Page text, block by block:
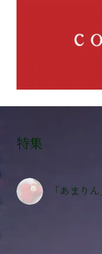
特集
「あまり